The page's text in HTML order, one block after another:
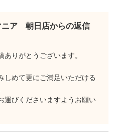
ニア 朝日店からの返信
りがとうございます。
しめて更にご満足いただける
運びくださいますようお願い